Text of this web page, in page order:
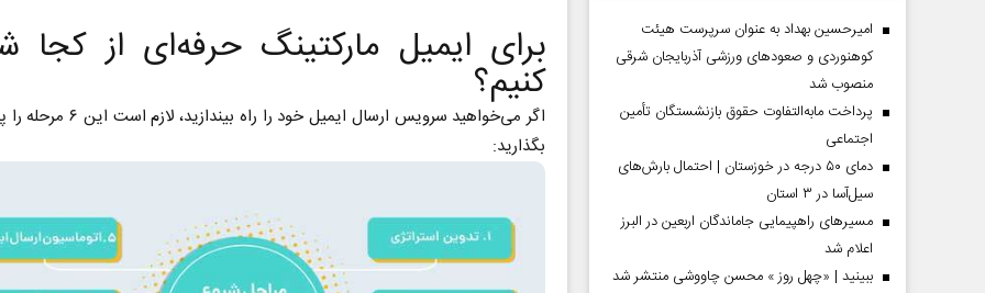
برای ایمیل مارکتینگ حرفه‌ای از کجا
کنیم؟
اگر می‌خواهید سرویس ارسال ایمیل خود را
بگذارید:
امیرحسین بهداد به عنوان سرپرست هیئت
کوهنوردی و صعودهای ورزشی آذربایجان شرقی
منصوب شد
پرداخت مابه‌التفاوت حقوق بازنشستگان تأمین
اجتماعی
دمای ۵۰ درجه در خوزستان | احتمال بارش‌های
سیل‌آسا در ۳ استان
مسیر‌های راهپیمایی جاماندگان اربعین در البرز
اعلام شد
ببینید | «چهل روز » محسن چاووشی منتشر شد